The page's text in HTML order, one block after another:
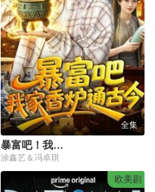
全集
暴富吧！我家香炉通古今
涂鑫艺＆冯卓琪
欧美剧